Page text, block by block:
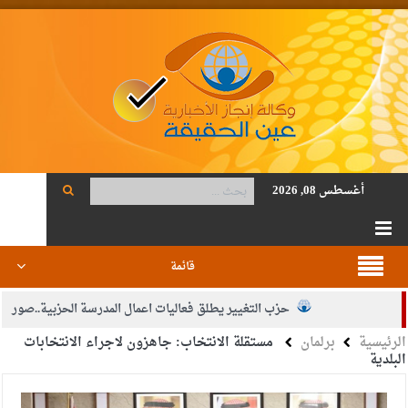
أغسطس 08, 2026
قائمة
حزب التغيير يطلق فعاليات اعمال المدرسة الحزبية..صور
الجيش يفتح باب التجنيد لحملة البكالوريوس في الحقوق والقانون
الرئيسية برلمان مستقلة الانتخاب: جاهزون لاجراء الانتخابات
البلدية